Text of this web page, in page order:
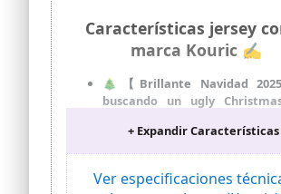
Características jersey
marca Kouric ✍
🎄【Brillante Navidad
buscando un ugly
Navideño con luces presenta
festivo y exagerado
vibrantes y patrones
Estampado con árbol de
+ Expandir Características
Ver especificaciones